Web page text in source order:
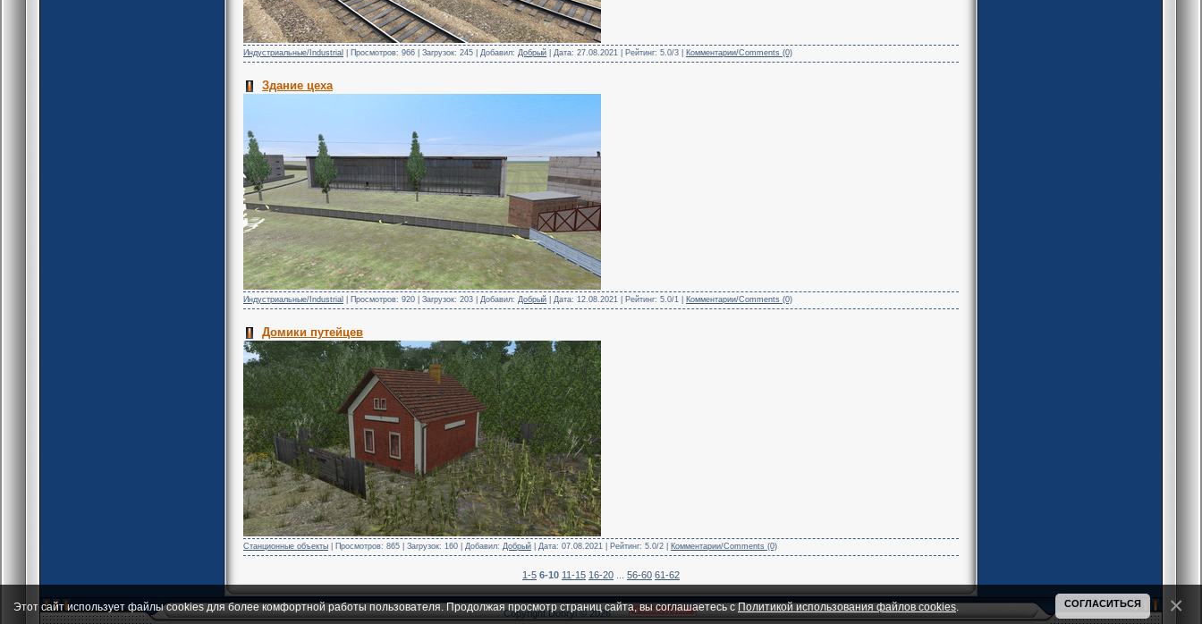
Индустриальные/Industrial | Просмотров: 966 | Загрузок: 245 | Добавил: Добрый | Дата: 27.08.2021 | Рейтинг: 5.0/3 | Комментарии/Comments (0)
Здание цеха
Индустриальные/Industrial | Просмотров: 920 | Загрузок: 203 | Добавил: Добрый | Дата: 12.08.2021 | Рейтинг: 5.0/1 | Комментарии/Comments (0)
Домики путейцев
Станционные объекты | Просмотров: 865 | Загрузок: 160 | Добавил: Добрый | Дата: 07.08.2021 | Рейтинг: 5.0/2 | Комментарии/Comments (0)
1-5 6-10 11-15 16-20 56-60 61-62
Copyright Dobryi © 2026
Этот сайт использует файлы cookies для более комфортной работы пользователя. Продолжая просмотр страниц сайта, вы соглашаетесь сПолитикой использования файлов cookies. СОГЛАСИТЬСЯ